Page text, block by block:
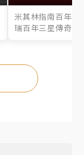
米其林指南百年之
瑞百年三星傳奇、